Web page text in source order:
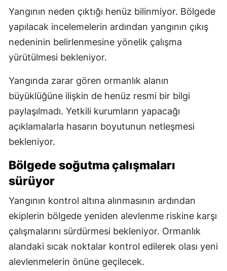
Yangının neden çıktığı henüz bilinmiyor. Bölgede
yapılacak incelemelerin ardından yangının çıkış
nedeninin belirlenmesine yönelik çalışma
yürütülmesi bekleniyor.
Yangında zarar gören ormanlık alanın
büyüklüğüne ilişkin de henüz resmi bir bilgi
paylaşılmadı. Yetkili kurumların yapacağı
açıklamalarla hasarın boyutunun netleşmesi
bekleniyor.
Bölgede soğutma çalışmaları
sürüyor
Yangının kontrol altına alınmasının ardından
ekiplerin bölgede yeniden alevlenme riskine karşı
çalışmalarını sürdürmesi bekleniyor. Ormanlık
alandaki sıcak noktalar kontrol edilerek olası yeni
alevlenmelerin önüne geçilecek.